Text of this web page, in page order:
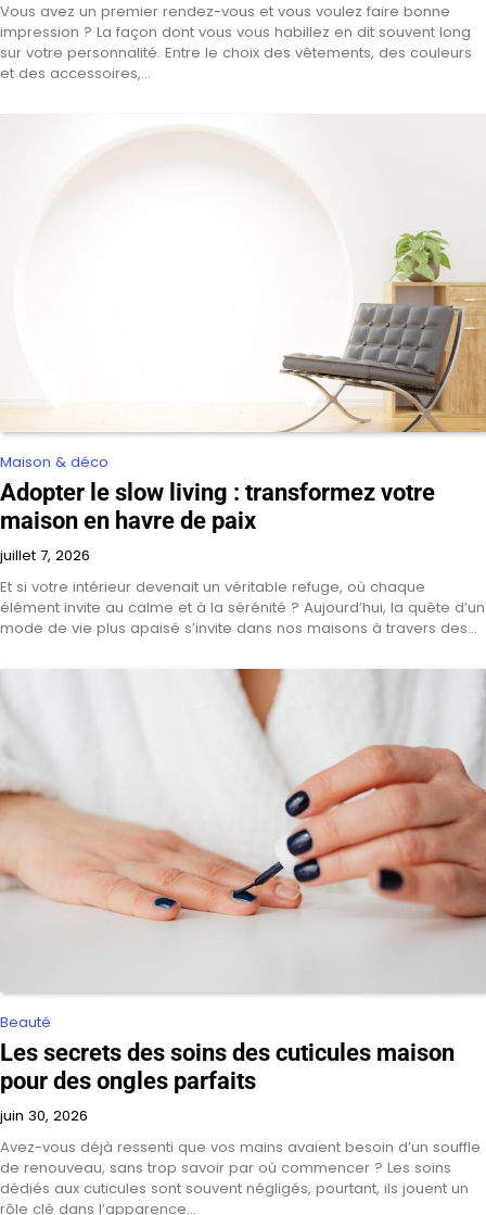
Vous avez un premier rendez-vous et vous voulez faire bonne
impression ? La façon dont vous vous habillez en dit souvent long
sur votre personnalité. Entre le choix des vêtements, des couleurs
et des accessoires,…
Maison & déco
Adopter le slow living : transformez votre
maison en havre de paix
juillet 7, 2026
Et si votre intérieur devenait un véritable refuge, où chaque
élément invite au calme et à la sérénité ? Aujourd’hui, la quête d’un
mode de vie plus apaisé s’invite dans nos maisons à travers des…
Beauté
Les secrets des soins des cuticules maison
pour des ongles parfaits
juin 30, 2026
Avez-vous déjà ressenti que vos mains avaient besoin d’un souffle
de renouveau, sans trop savoir par où commencer ? Les soins
dédiés aux cuticules sont souvent négligés, pourtant, ils jouent un
rôle clé dans l’apparence…